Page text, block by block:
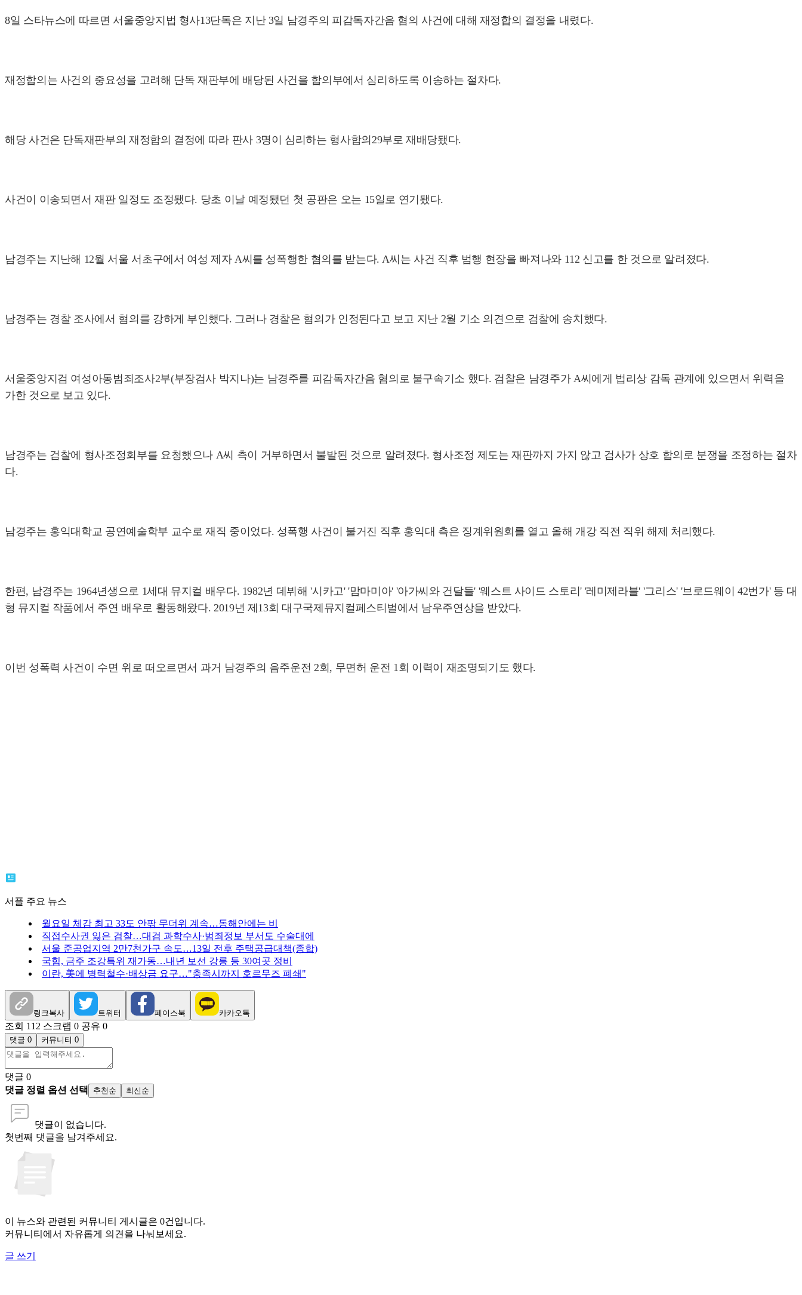
8일 스타뉴스에 따르면 서울중앙지법 형사13단독은 지난 3일 남경주의 피감독자간음 혐의 사건에 대해 재정합의 결정을 내렸다.
재정합의는 사건의 중요성을 고려해 단독 재판부에 배당된 사건을 합의부에서 심리하도록 이송하는 절차다.
해당 사건은 단독재판부의 재정합의 결정에 따라 판사 3명이 심리하는 형사합의29부로 재배당됐다.
사건이 이송되면서 재판 일정도 조정됐다. 당초 이날 예정됐던 첫 공판은 오는 15일로 연기됐다.
남경주는 지난해 12월 서울 서초구에서 여성 제자 A씨를 성폭행한 혐의를 받는다. A씨는 사건 직후 범행 현장을 빠져나와 112 신고를 한 것으로 알려졌다.
남경주는 경찰 조사에서 혐의를 강하게 부인했다. 그러나 경찰은 혐의가 인정된다고 보고 지난 2월 기소 의견으로 검찰에 송치했다.
서울중앙지검 여성아동범죄조사2부(부장검사 박지나)는 남경주를 피감독자간음 혐의로 불구속기소 했다. 검찰은 남경주가 A씨에게 법리상 감독 관계에 있으면서 위력을
가한 것으로 보고 있다.
남경주는 검찰에 형사조정회부를 요청했으나 A씨 측이 거부하면서 불발된 것으로 알려졌다. 형사조정 제도는 재판까지 가지 않고 검사가 상호 합의로 분쟁을 조정하는 절차
다.
남경주는 홍익대학교 공연예술학부 교수로 재직 중이었다. 성폭행 사건이 불거진 직후 홍익대 측은 징계위원회를 열고 올해 개강 직전 직위 해제 처리했다.
한편, 남경주는 1964년생으로 1세대 뮤지컬 배우다. 1982년 데뷔해 '시카고' '맘마미아' '아가씨와 건달들' '웨스트 사이드 스토리' '레미제라블' '그리스' '브로드웨이 42번가' 등 대
형 뮤지컬 작품에서 주연 배우로 활동해왔다. 2019년 제13회 대구국제뮤지컬페스티벌에서 남우주연상을 받았다.
이번 성폭력 사건이 수면 위로 떠오르면서 과거 남경주의 음주운전 2회, 무면허 운전 1회 이력이 재조명되기도 했다.
서플 주요 뉴스
월요일 체감 최고 33도 안팎 무더위 계속…동해안에는 비
직접수사권 잃은 검찰…대검 과학수사·범죄정보 부서도 수술대에
서울 준공업지역 2만7천가구 속도…13일 전후 주택공급대책(종합)
국힘, 금주 조강특위 재가동…내년 보선 강릉 등 30여곳 정비
이란, 美에 병력철수·배상금 요구…"충족시까지 호르무즈 폐쇄"
링크복사 트위터 페이스북 카카오톡
조회 112 스크랩 0 공유 0
댓글 0 커뮤니티 0
댓글 0
댓글 정렬 옵션 선택
추천순 최신순
댓글이 없습니다.
첫번째 댓글을 남겨주세요.
이 뉴스와 관련된 커뮤니티 게시글은 0건입니다.
커뮤니티에서 자유롭게 의견을 나눠보세요.
글 쓰기